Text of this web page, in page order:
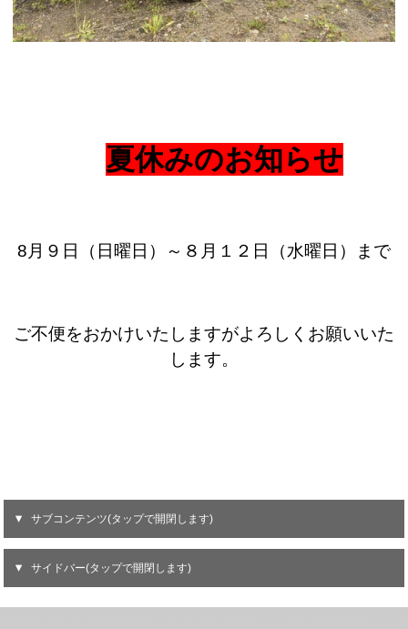
夏休みのお知らせ
8月９日（日曜日）～８月１２日（水曜日）まで
ご不便をおかけいたしますがよろしくお願いいた
します。
サブコンテンツ(タップで開閉します)
サイドバー(タップで開閉します)